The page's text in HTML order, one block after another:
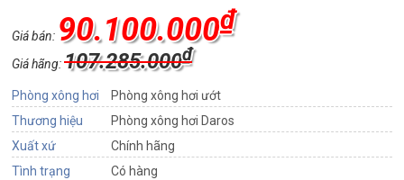
Giá bán: 90.100.000₫
Giá hãng:107.285.000₫
Phòng xông hơi
Phòng xông hơi ướt
Thương hiệu
Phòng xông hơi Daros
Xuất xứ
Chính hãng
Tình trạng
Có hàng